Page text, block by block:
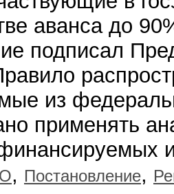
аванса до
подписал
из
применять
, Постановление,